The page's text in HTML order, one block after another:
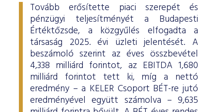
Tovább erősítette piaci szerepét és
pénzügyi teljesítményét a Budapesti
Értéktőzsde, a közgyűlés elfogadta a
társaság 2025. évi üzleti jelentését. A
beszámoló szerint az éves összbevétel
4,338 milliárd forintot, az EBITDA 1,680
milliárd forintot tett ki, míg a nettó
eredmény – a KELER Csoport BÉT-re jutó
eredményével együtt számolva – 9,635